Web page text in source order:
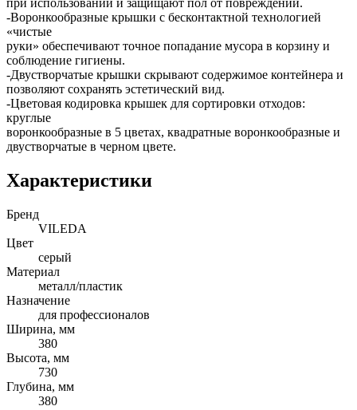
-Воронкообразные крышки с бесконтактной технологией
«чистые
руки» обеспечивают точное попадание мусора в корзину и
соблюдение гигиены.
-Двустворчатые крышки скрывают содержимое контейнера и
позволяют сохранять эстетический вид.
-Цветовая кодировка крышек для сортировки отходов:
круглые
воронкообразные в 5 цветах, квадратные воронкообразные и
двустворчатые в черном цвете.
Характеристики
Бренд
VILEDA
Цвет
серый
Материал
металл/пластик
Назначение
для профессионалов
Ширина, мм
380
Высота, мм
730
Глубина, мм
380